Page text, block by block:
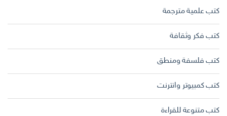
كتب علمية مترجمة
كتب فكر وثقافة
كتب فلسفة ومنطق
كتب كمبيوتر وانترنت
كتب متنوعة للقراءة